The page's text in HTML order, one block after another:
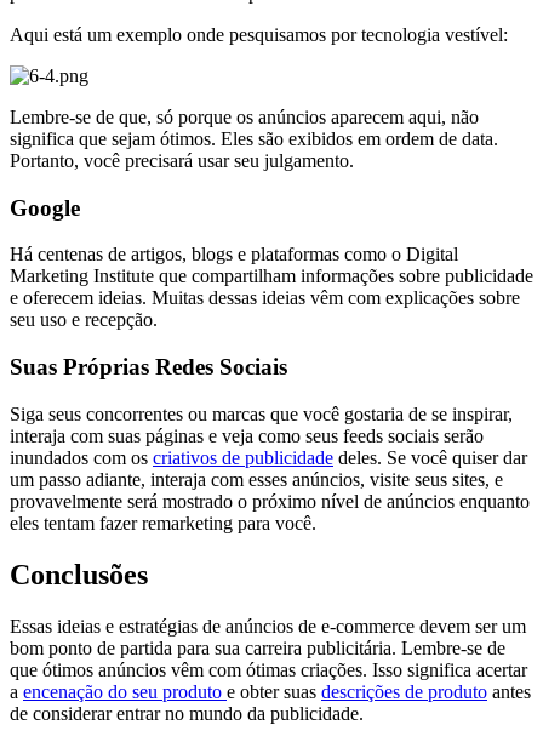
Aqui está um exemplo onde pesquisamos por tecnologia vestível:
Lembre-se de que, só porque os anúncios aparecem aqui, não
significa que sejam ótimos. Eles são exibidos em ordem de data.
Portanto, você precisará usar seu julgamento.
Google
Há centenas de artigos, blogs e plataformas como o Digital
Marketing Institute que compartilham informações sobre publicidade
e oferecem ideias. Muitas dessas ideias vêm com explicações sobre
seu uso e recepção.
Suas Próprias Redes Sociais
Siga seus concorrentes ou marcas que você gostaria de se inspirar,
interaja com suas páginas e veja como seus feeds sociais serão
inundados com os criativos de publicidade deles. Se você quiser dar
um passo adiante, interaja com esses anúncios, visite seus sites, e
provavelmente será mostrado o próximo nível de anúncios enquanto
eles tentam fazer remarketing para você.
Conclusões
Essas ideias e estratégias de anúncios de e-commerce devem ser um
bom ponto de partida para sua carreira publicitária. Lembre-se de
que ótimos anúncios vêm com ótimas criações. Isso significa acertar
a encenação do seu produto e obter suas descrições de produto antes
de considerar entrar no mundo da publicidade.